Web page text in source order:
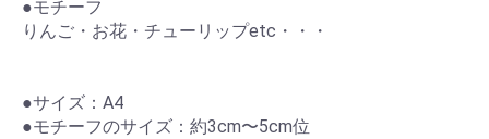
●モチーフ
りんご・お花・チューリップetc・・・
●サイズ：A4
●モチーフのサイズ：約3cm〜5cm位